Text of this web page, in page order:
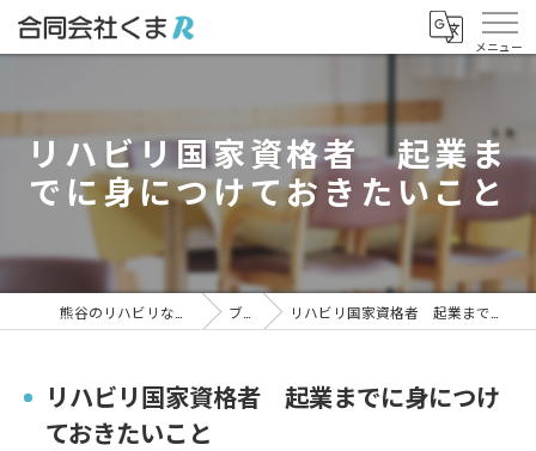
リハビリ国家資格者 起業ま
でに身につけておきたいこと
ブログ リハビリ国家資格者 起業までに身につけておきたいこと
リハビリ国家資格者 起業までに身につけ
ておきたいこと